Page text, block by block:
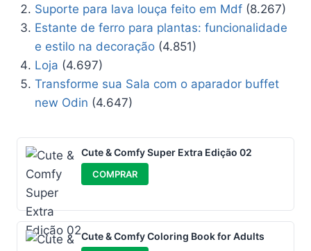
Suporte para lava louça feito em Mdf (8.267)
Estante de ferro para plantas: funcionalidade
e estilo na decoração (4.851)
Loja (4.697)
Transforme sua Sala com o aparador buffet
new Odin (4.647)
Cute & Comfy Super Extra Edição 02
COMPRAR
Cute & Comfy Coloring Book for Adults